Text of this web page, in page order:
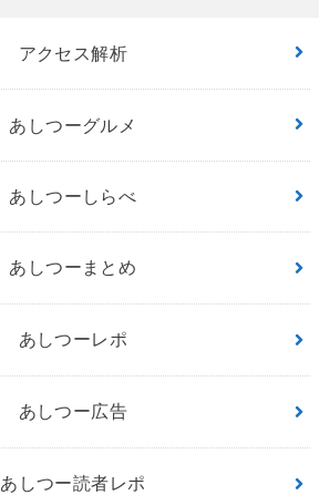
アクセス解析
あしつーグルメ
あしつーしらべ
あしつーまとめ
あしつーレポ
あしつー広告
あしつー読者レポ